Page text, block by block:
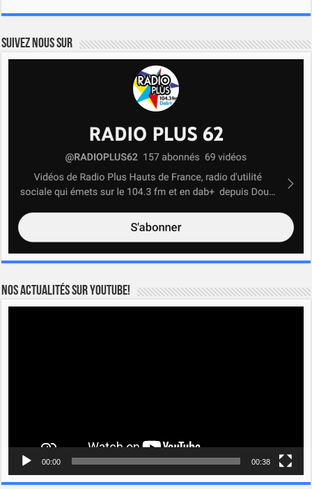
Suivez nous sur
Nos actualités sur YOUTUBE!
00:00 00:38